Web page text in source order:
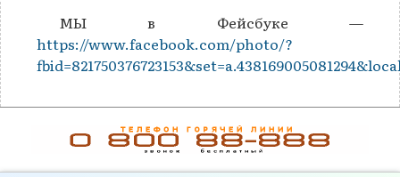
МЫ в Фейсбуке —
https://www.facebook.com/photo/?